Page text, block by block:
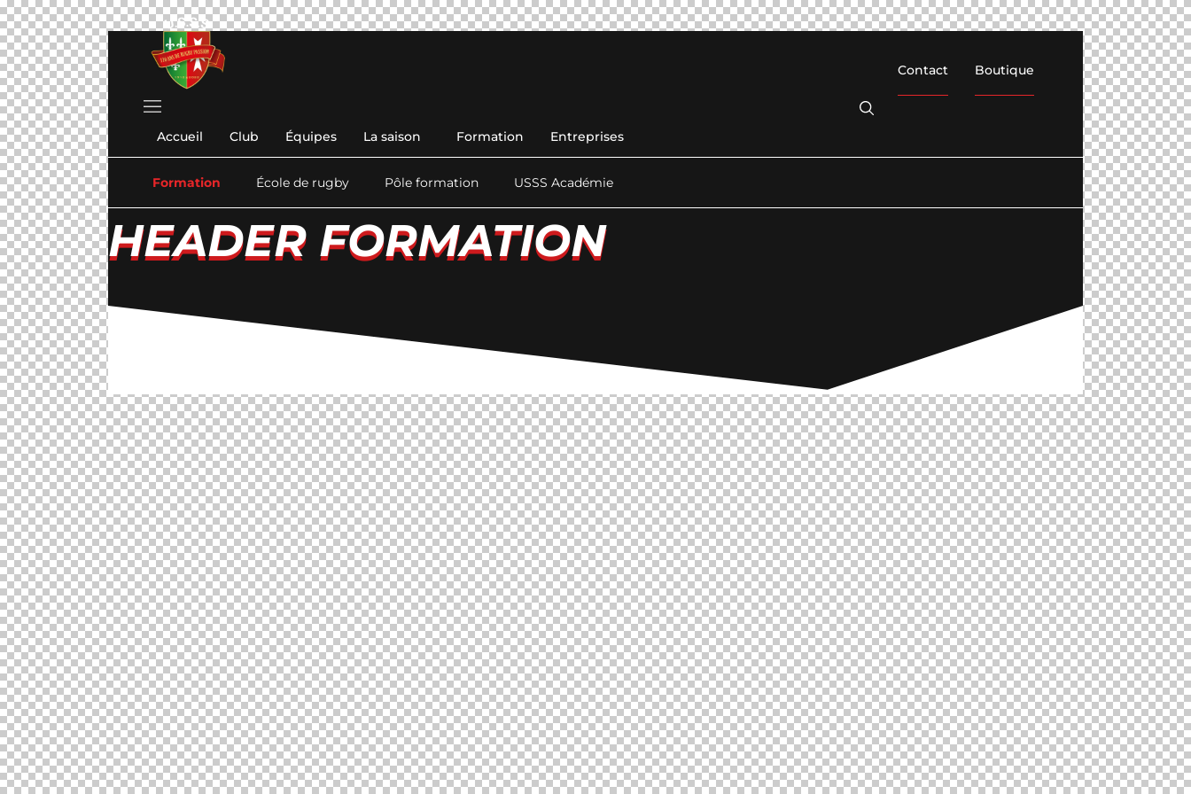
Accueil Club Équipes La saison Formation Entreprises
Contact Boutique
Formation École de rugby Pôle formation USSS Académie
HEADER FORMATION
HEADER FORMATION